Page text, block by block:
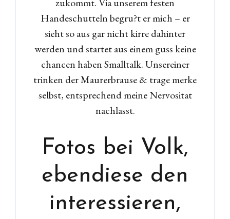
Handeschutteln begru?t er mich – er
sieht so aus gar nicht kirre dahinter
werden und startet aus einem guss keine
chancen haben Smalltalk. Unsereiner
trinken der Maurerbrause & trage merke
selbst, entsprechend meine Nervositat
nachlasst.
Fotos bei Volk,
ebendiese den
interessieren,